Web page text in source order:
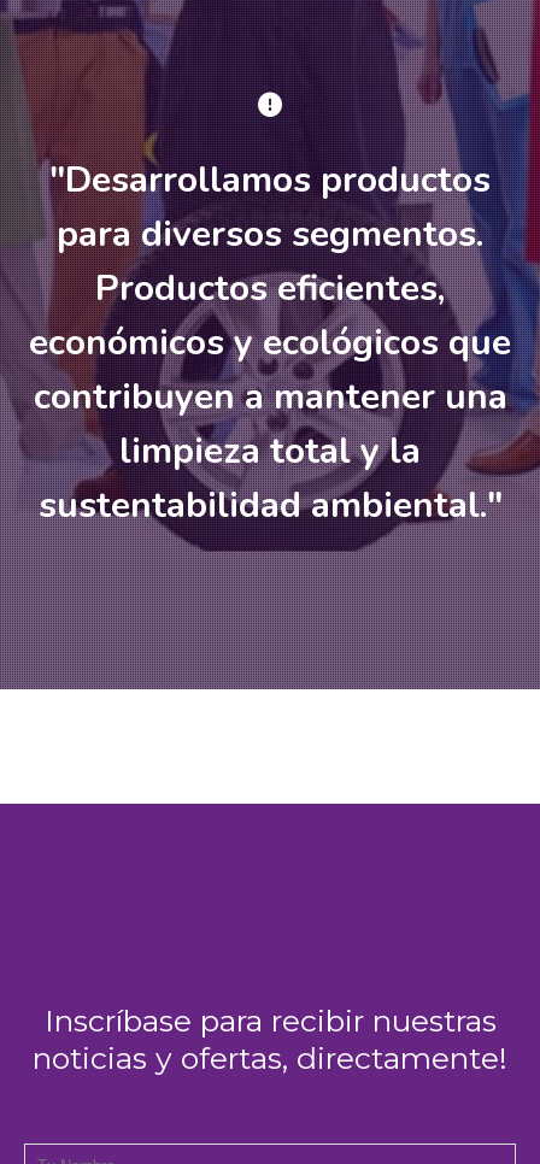
"Desarrollamos productos
para diversos segmentos.
Productos eficientes,
económicos y ecológicos que
contribuyen a mantener una
limpieza total y la
sustentabilidad ambiental."
Inscríbase para recibir nuestras
noticias y ofertas, directamente!